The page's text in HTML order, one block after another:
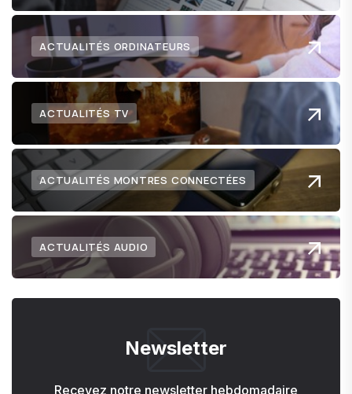
ACTUALITÉS ORDINATEURS
ACTUALITÉS TV
ACTUALITÉS MONTRES CONNECTÉES
ACTUALITÉS AUDIO
Newsletter
Recevez notre newsletter hebdomadaire